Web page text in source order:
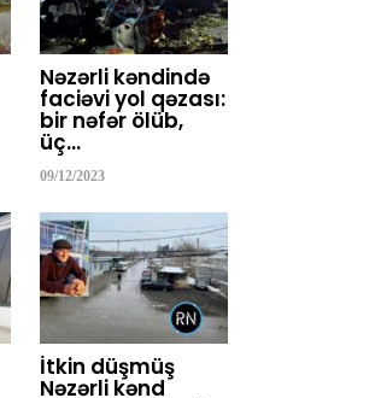
Nəzərli kəndində
faciəvi yol qəzası:
bir nəfər ölüb,
üç…
09/12/2023
İtkin düşmüş
Nəzərli kənd